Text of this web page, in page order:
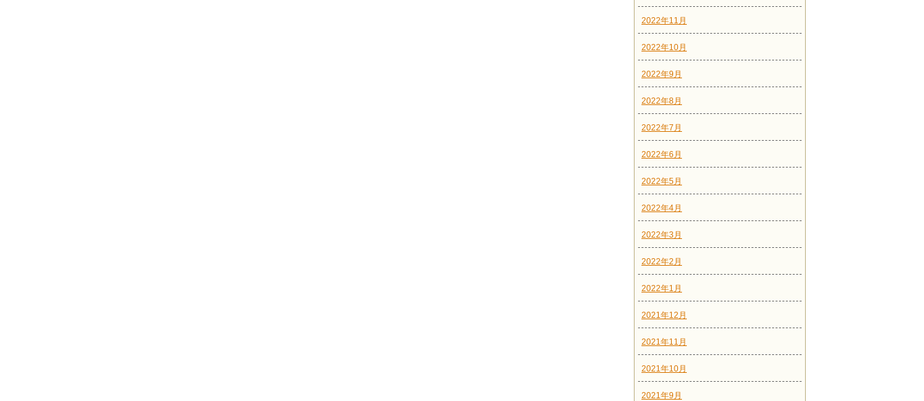
2022年11月
2022年10月
2022年9月
2022年8月
2022年7月
2022年6月
2022年5月
2022年4月
2022年3月
2022年2月
2022年1月
2021年12月
2021年11月
2021年10月
2021年9月